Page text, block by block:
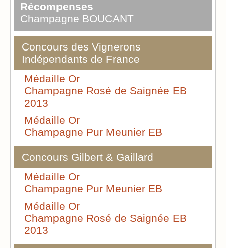
Récompenses
Champagne BOUCANT
Concours des Vignerons
Indépendants de France
Médaille Or
Champagne Rosé de Saignée EB
2013
Médaille Or
Champagne Pur Meunier EB
Concours Gilbert & Gaillard
Médaille Or
Champagne Pur Meunier EB
Médaille Or
Champagne Rosé de Saignée EB
2013